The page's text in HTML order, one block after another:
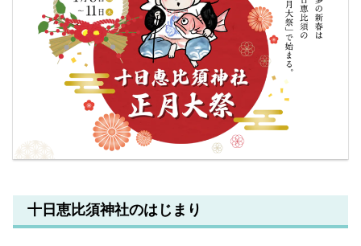
十日恵比須神社のはじまり